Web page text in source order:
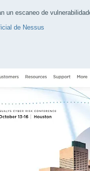
un escaneo de
de Nessus